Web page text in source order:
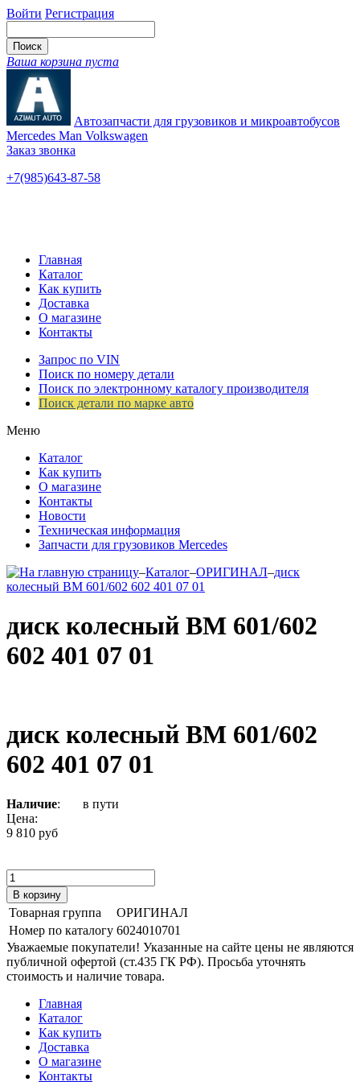
Войти Регистрация
Ваша корзина пуста
Автозапчасти для грузовиков и микроавтобусов
Mercedes Man Volkswagen
Заказ звонка
+7(985)643-87-58
Главная
Каталог
Как купить
Доставка
О магазине
Контакты
Запрос по VIN
Поиск по номеру детали
Поиск по электронному каталогу производителя
Поиск детали по марке авто
Меню
Каталог
Как купить
О магазине
Контакты
Новости
Техническая информация
Запчасти для грузовиков Mercedes
–Каталог–ОРИГИНАЛ–диск
колесный ВМ 601/602 602 401 07 01
диск колесный ВМ 601/602
602 401 07 01
диск колесный ВМ 601/602
602 401 07 01
Наличие:
в пути
Цена:
9 810 руб
Товарная группа
ОРИГИНАЛ
Номер по каталогу 6024010701
Уважаемые покупатели! Указанные на сайте цены не являются
публичной офертой (ст.435 ГК РФ). Просьба уточнять
стоимость и наличие товара.
Главная
Каталог
Как купить
Доставка
О магазине
Контакты